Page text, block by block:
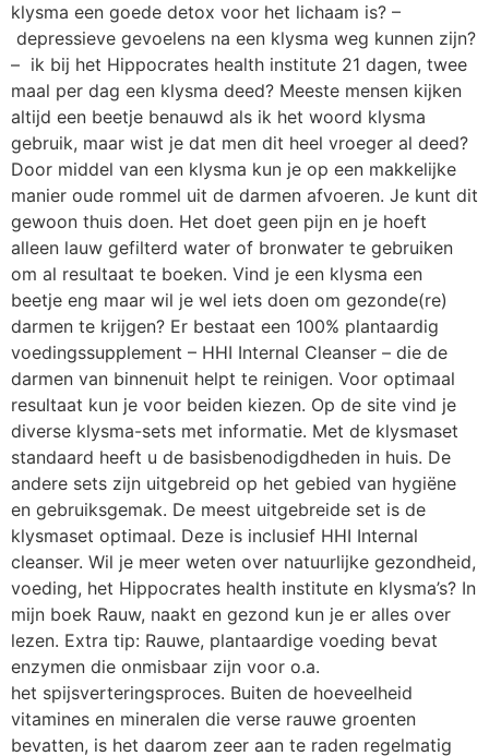
klysma een goede detox voor het lichaam is? –
depressieve gevoelens na een klysma weg kunnen zijn?
– ik bij het Hippocrates health institute 21 dagen, twee
maal per dag een klysma deed? Meeste mensen kijken
altijd een beetje benauwd als ik het woord klysma
gebruik, maar wist je dat men dit heel vroeger al deed?
Door middel van een klysma kun je op een makkelijke
manier oude rommel uit de darmen afvoeren. Je kunt dit
gewoon thuis doen. Het doet geen pijn en je hoeft
alleen lauw gefilterd water of bronwater te gebruiken
om al resultaat te boeken. Vind je een klysma een
beetje eng maar wil je wel iets doen om gezonde(re)
darmen te krijgen? Er bestaat een 100% plantaardig
voedingssupplement – HHI Internal Cleanser – die de
darmen van binnenuit helpt te reinigen. Voor optimaal
resultaat kun je voor beiden kiezen. Op de site vind je
diverse klysma-sets met informatie. Met de klysmaset
standaard heeft u de basisbenodigdheden in huis. De
andere sets zijn uitgebreid op het gebied van hygiëne
en gebruiksgemak. De meest uitgebreide set is de
klysmaset optimaal. Deze is inclusief HHI Internal
cleanser. Wil je meer weten over natuurlijke gezondheid,
voeding, het Hippocrates health institute en klysma’s? In
mijn boek Rauw, naakt en gezond kun je er alles over
lezen. Extra tip: Rauwe, plantaardige voeding bevat
enzymen die onmisbaar zijn voor o.a.
het spijsverteringsproces. Buiten de hoeveelheid
vitamines en mineralen die verse rauwe groenten
bevatten, is het daarom zeer aan te raden regelmatig